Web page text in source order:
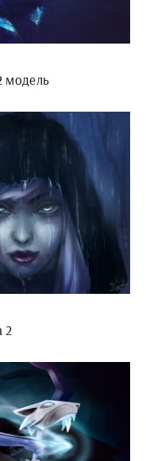
модель
2